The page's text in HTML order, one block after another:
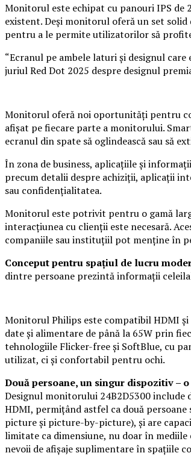
Monitorul este echipat cu panouri IPS de
existent. Deși monitorul oferă un set
pentru a le permite utilizatorilor să
“Ecranul pe ambele laturi și designul
juriul Red Dot 2025 despre designul
Monitorul oferă noi oportunități pentru
afișat pe fiecare parte a monitorului.
ecranul din spate să oglindească sau să
În zona de business, aplicațiile și
precum detalii despre achiziții, aplicații
sau confidențialitatea.
Monitorul este potrivit pentru o gamă
interacțiunea cu clienții este necesară.
companiile sau instituțiil pot menține în
Conceput pentru spațiul de lucru
dintre persoane prezintă informații
Monitorul Philips este compatibil HDMI
date și alimentare de până la 65W prin
tehnologiile Flicker-free și SoftBlue, cu
utilizat, ci și confortabil pentru ochi.
Două persoane, un singur dispozitiv –
Designul monitorului 24B2D5300 include
HDMI, permițând astfel ca două
picture și picture-by-picture), și are
limitate ca dimensiune, nu doar în
nevoii de afișaje suplimentare în spațiile